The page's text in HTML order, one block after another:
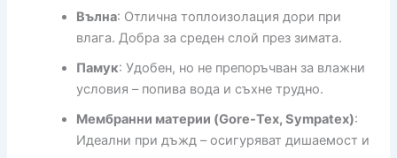
Вълна: Отлична топлоизолация дори при
влага. Добра за среден слой през зимата.
Памук: Удобен, но не препоръчван за влажни
условия – попива вода и съхне трудно.
Мембранни материи (Gore-Tex, Sympatex):
Идеални при дъжд – осигуряват дишаемост и